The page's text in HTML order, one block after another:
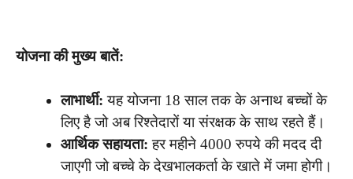
योजना की मुख्य बातें:
लाभार्थी:यह योजना 18 साल तक के अनाथ बच्चों के
लिए है जो अब रिश्तेदारों या संरक्षक के साथ रहते हैं।
आर्थिक सहायता: हर महीने 4000 रुपये की मदद दी
जाएगी जो बच्चे के देखभालकर्ता के खाते में जमा होगी।